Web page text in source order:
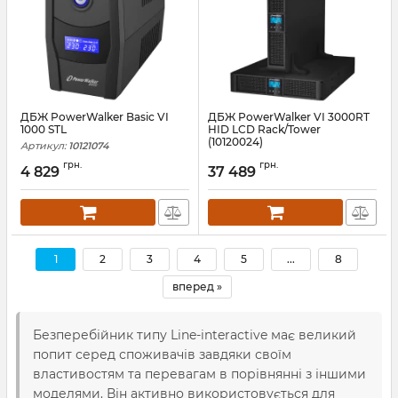
ДБЖ PowerWalker Basic VI
1000 STL
Артикул: 10121074
4 829 грн.
ДБЖ PowerWalker VI 3000RT
HID LCD Rack/Tower
(10120024)
37 489 грн.
1 2 3 4 5 ... 8
вперед »
Безперебійник типу Line-interactive має великий
попит серед споживачів завдяки своїм
властивостям та перевагам в порівнянні з іншими
моделями. Він активно використовується для